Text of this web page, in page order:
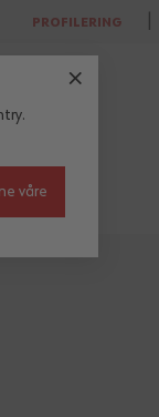
PROFILERING
våre